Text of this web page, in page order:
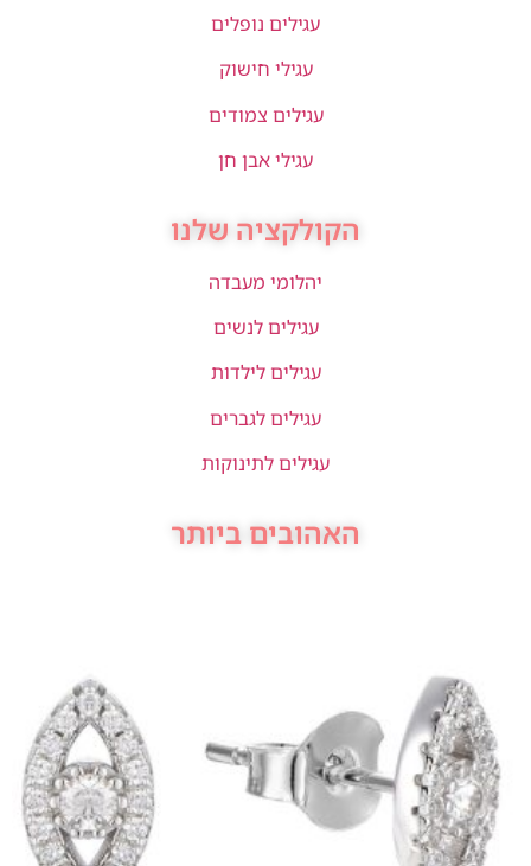
עגילים נופלים
עגילי חישוק
עגילים צמודים
עגילי אבן חן
הקולקציה שלנו
יהלומי מעבדה
עגילים לנשים
עגילים לילדות
עגילים לגברים
עגילים לתינוקות
האהובים ביותר